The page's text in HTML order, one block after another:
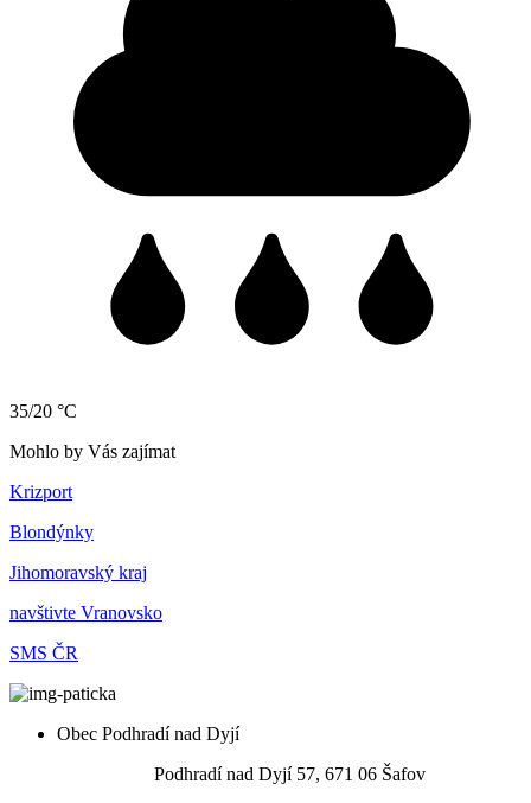
35/20 °C
Mohlo by Vás zajímat
Krizport
Blondýnky
Jihomoravský kraj
navštivte Vranovsko
SMS ČR
Obec Podhradí nad Dyjí
Podhradí nad Dyjí 57, 671 06 Šafov